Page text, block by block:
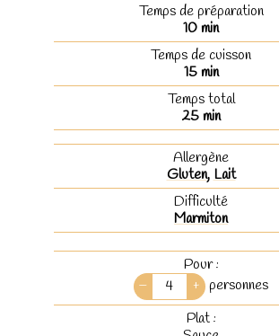
Temps de préparation
10min
Temps de cuisson
15 min
Temps total
25min
Allergène
Gluten, Lait
Difficulté
Marmiton
Pour :
–
+ personnes
Plat :